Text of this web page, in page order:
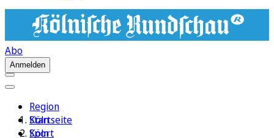
Abo
Anmelden
Region
Köln
Sport
Startseite
Köln